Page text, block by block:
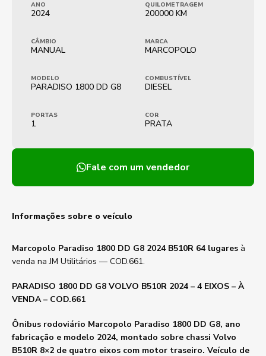
ANO
2024
QUILOMETRAGEM
200000 KM
CÂMBIO
MANUAL
MARCA
MARCOPOLO
MODELO
PARADISO 1800 DD G8
COMBUSTÍVEL
DIESEL
PORTAS
1
COR
PRATA
Fale com um vendedor
Informações sobre o veículo
Marcopolo Paradiso 1800 DD G8 2024 B510R 64 lugares à
venda na JM Utilitários — COD.661.
PARADISO 1800 DD G8 VOLVO B510R 2024 – 4 EIXOS – À
VENDA – COD.661
Ônibus rodoviário Marcopolo Paradiso 1800 DD G8, ano
fabricação e modelo 2024, montado sobre chassi Volvo
B510R 8×2 de quatro eixos com motor traseiro. Veículo de